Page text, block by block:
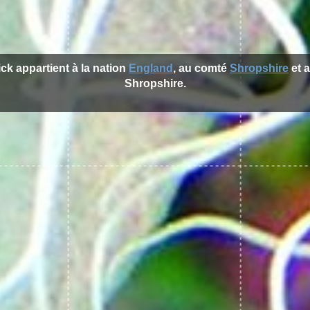
appartient à la nation England , au comté Shropshire et
Shropshire.